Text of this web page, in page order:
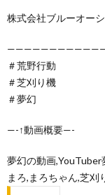
株式会社ブルーオー
＃荒野行動
＃芝刈り機
＃夢幻
—-↑動画概要—-
夢幻の動画,YouTuber
まろ,まろちゃん,芝刈